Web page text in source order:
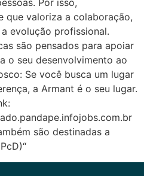
Por isso,
que valoriza a colaboração,
evolução profissional.
são pensados para apoiar
o seu desenvolvimento ao
Se você busca um lugar
a Armant é o seu lugar.
são destinadas a